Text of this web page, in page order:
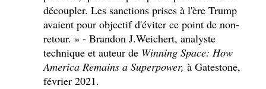
découpler. Les sanctions prises à l'ère Trump
avaient pour objectif d'éviter ce point de non-
retour. » - Brandon J.Weichert, analyste
technique et auteur de Winning Space: How
America Remains a Superpower, à Gatestone,
février 2021.